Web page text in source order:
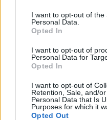
I want to opt-out of the
Personal Data.
Opted In
I want to opt-out of
Personal Data for
Opted In
I want to opt-out of
Retention, Sale, and/
Personal Data that Is
Purposes for which it
Opted Out
Giudice
squalificati